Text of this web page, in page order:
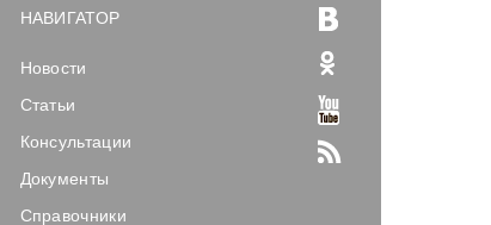
НАВИГАТОР
Новости
Статьи
Консультации
Документы
Справочники